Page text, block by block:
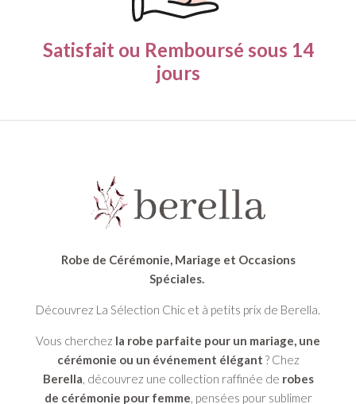
Satisfait ou Remboursé sous 14
jours
Robe de Cérémonie, Mariage et Occasions
Spéciales.
Découvrez La Sélection Chic et à petits prix de Berella.
Vous cherchez la robe parfaite pour un mariage, une
cérémonie ou un événement élégant ? Chez
Berella, découvrez une collection raffinée de robes
de cérémonie pour femme, pensées pour sublimer